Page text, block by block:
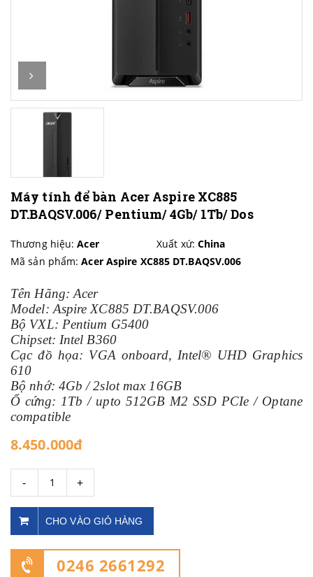
Máy tính để bàn Acer Aspire XC885
DT.BAQSV.006/ Pentium/ 4Gb/ 1Tb/ Dos
Thương hiệu: Acer Xuất xứ: China
Mã sản phẩm:Acer Aspire XC885 DT.BAQSV.006
Tên Hãng: Acer
Model: Aspire XC885 DT.BAQSV.006
Bộ VXL: Pentium G5400
Chipset: Intel B360
Cạc đồ họa: VGA onboard, Intel® UHD Graphics
610
Bộ nhớ: 4Gb / 2slot max 16GB
Ổ cứng: 1Tb / upto 512GB M2 SSD PCIe / Optane
compatible
8.450.000đ
- +
CHO VÀO GIỎ HÀNG
0246 2661292